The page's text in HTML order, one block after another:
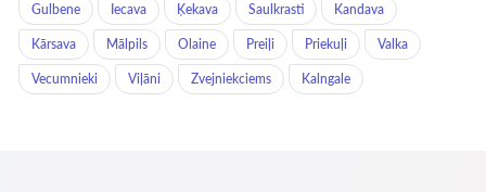
Gulbene Iecava Ķekava Saulkrasti Kandava
Kārsava Mālpils Olaine Preiļi Priekuļi Valka
Vecumnieki Viļāni Zvejniekciems Kalngale